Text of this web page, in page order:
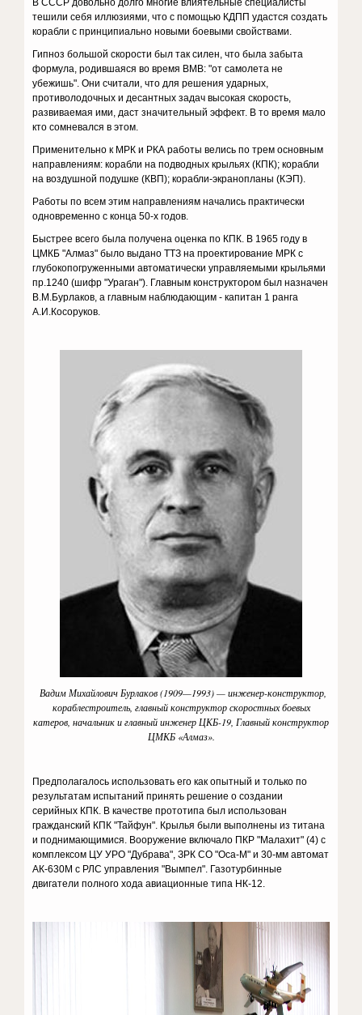
В СССР довольно долго многие влиятельные специалисты
тешили себя иллюзиями, что с помощью КДПП удастся создать
корабли с принципиально новыми боевыми свойствами.
Гипноз большой скорости был так силен, что была забыта
формула, родившаяся во время ВMB: "от самолета не
убежишь". Они считали, что для решения ударных,
противолодочных и десантных задач высокая скорость,
развиваемая ими, даст значительный эффект. В то время мало
кто сомневался в этом.
Применительно к МРК и РКА работы велись по трем основным
направлениям: корабли на подводных крыльях (КПК); корабли
на воздушной подушке (КВП); корабли-экранопланы (КЭП).
Работы по всем этим направлениям начались практически
одновременно с конца 50-х годов.
Быстрее всего была получена оценка по КПК. В 1965 году в
ЦМКБ "Алмаз" было выдано ТТЗ на проектирование МРК с
глубокопогруженными автоматически управляемыми крыльями
пр.1240 (шифр "Ураган"). Главным конструктором был назначен
В.М.Бурлаков, а главным наблюдающим - капитан 1 ранга
А.И.Косоруков.
Вадим Михайлович Бурлаков (1909—1993) — инженер-конструктор,
кораблестроитель, главный конструктор скоростных боевых
катеров, начальник и главный инженер ЦКБ-19, Главный конструктор
ЦМКБ «Алмаз».
Предполагалось использовать его как опытный и только по
результатам испытаний принять решение о создании
серийных КПК. В качестве прототипа был использован
гражданский КПК "Тайфун". Крылья были выполнены из титана
и поднимающимися. Вооружение включало ПКР "Малахит" (4) с
комплексом ЦУ УРО "Дубрава", ЗРК СО "Оса-М" и 30-мм автомат
АК-630М с РЛС управления "Вымпел". Газотурбинные
двигатели полного хода авиационные типа НК-12.